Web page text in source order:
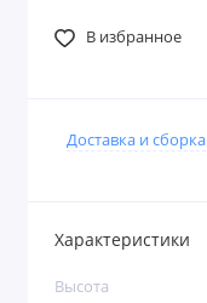
В избранное
Доставка и сборка
Характеристики
Высота